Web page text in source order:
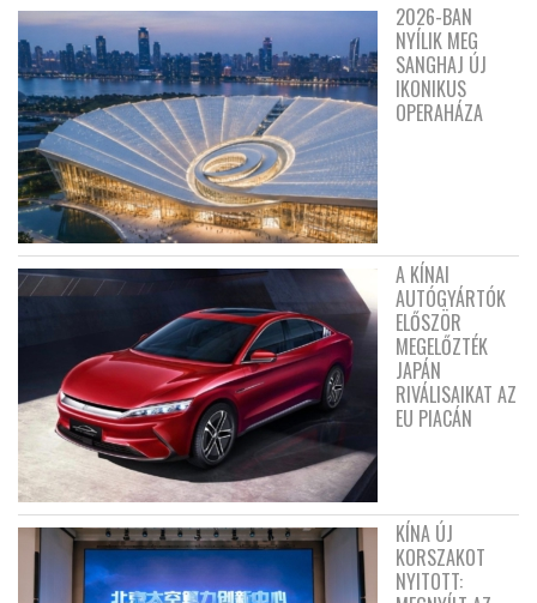
2026-BAN
NYÍLIK MEG
SANGHAJ ÚJ
IKONIKUS
OPERAHÁZA
A KÍNAI
AUTÓGYÁRTÓK
ELŐSZÖR
MEGELŐZTÉK
JAPÁN
RIVÁLISAIKAT AZ
EU PIACÁN
KÍNA ÚJ
KORSZAKOT
NYITOTT: